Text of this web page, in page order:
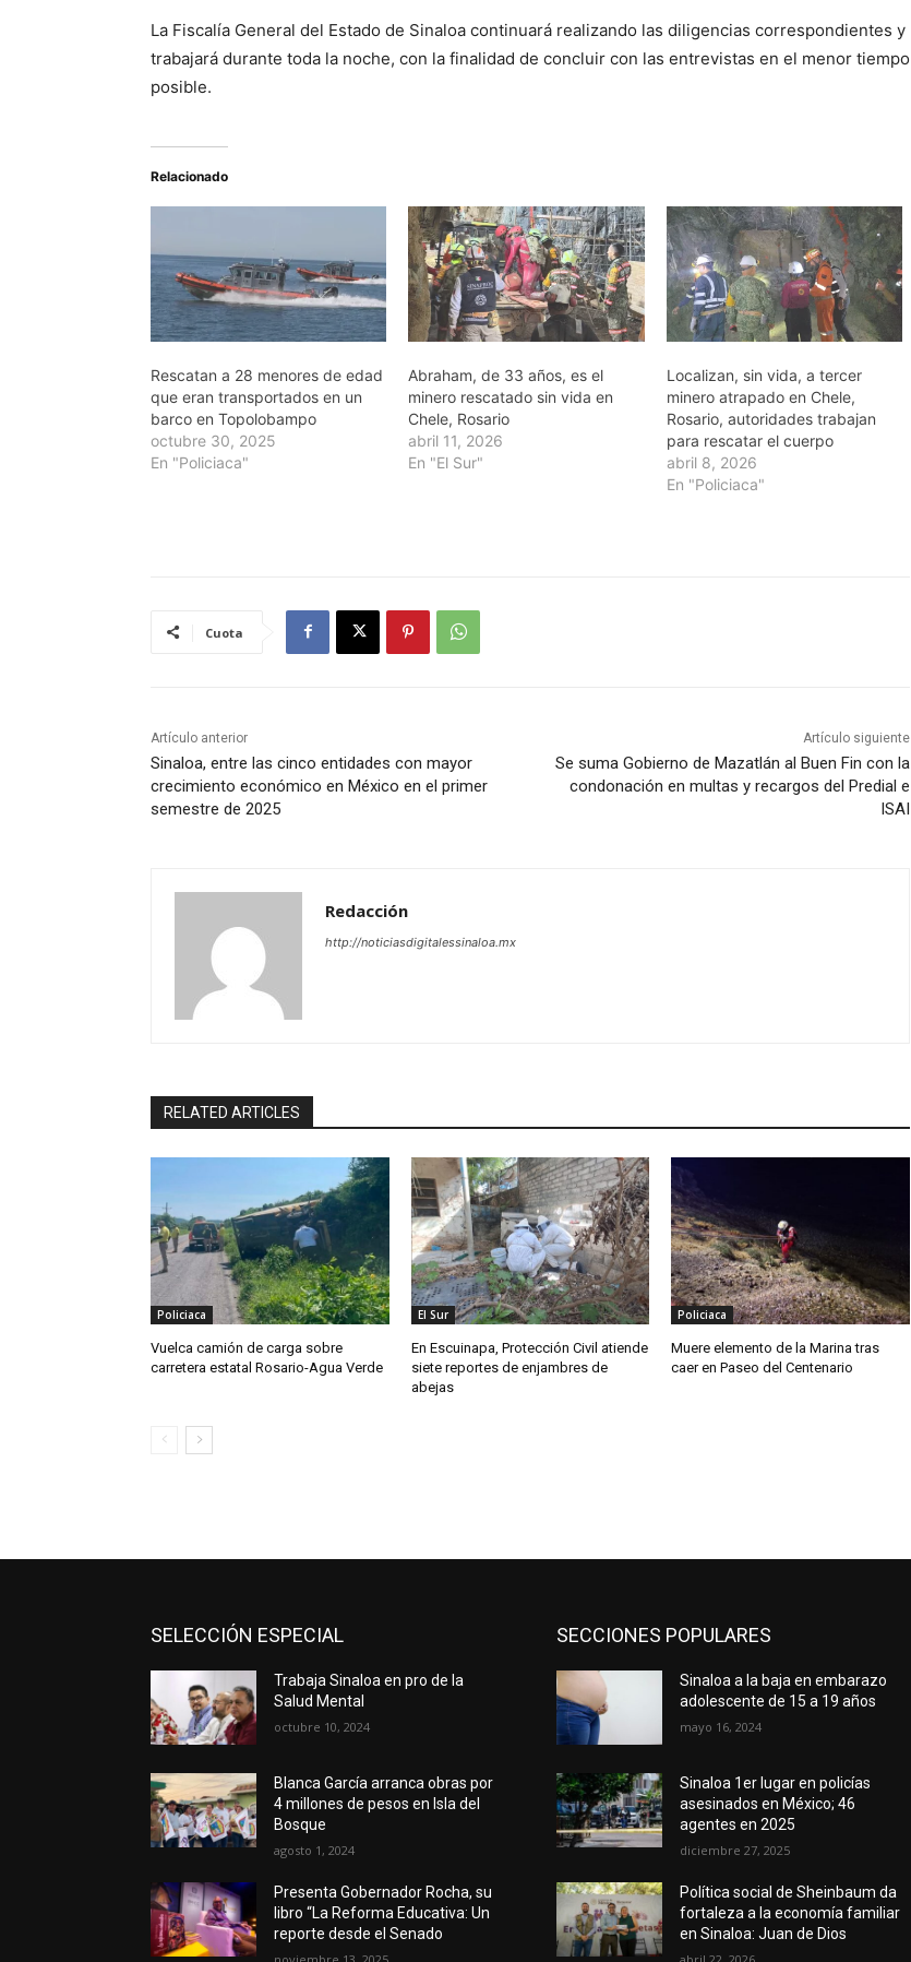
La Fiscalía General del Estado de Sinaloa continuará realizando las diligencias correspondientes y
trabajará durante toda la noche, con la finalidad de concluir con las entrevistas en el menor tiempo
posible.
Relacionado
Rescatan a 28 menores de edad
que eran transportados en un
barco en Topolobampo
octubre 30, 2025
En "Policiaca"
Abraham, de 33 años, es el
minero rescatado sin vida en
Chele, Rosario
abril 11, 2026
En "El Sur"
Localizan, sin vida, a tercer
minero atrapado en Chele,
Rosario, autoridades trabajan
para rescatar el cuerpo
abril 8, 2026
En "Policiaca"
Cuota
Artículo anterior
Sinaloa, entre las cinco entidades con mayor
crecimiento económico en México en el primer
semestre de 2025
Artículo siguiente
Se suma Gobierno de Mazatlán al Buen Fin con la
condonación en multas y recargos del Predial e
ISAI
Redacción
http://noticiasdigitalessinaloa.mx
RELATED ARTICLES
Policiaca
Vuelca camión de carga sobre
carretera estatal Rosario-Agua Verde
El Sur
En Escuinapa, Protección Civil atiende
siete reportes de enjambres de
abejas
Policiaca
Muere elemento de la Marina tras
caer en Paseo del Centenario
SELECCIÓN ESPECIAL
Trabaja Sinaloa en pro de la
Salud Mental
octubre 10, 2024
Blanca García arranca obras por
4 millones de pesos en Isla del
Bosque
agosto 1, 2024
Presenta Gobernador Rocha, su
libro “La Reforma Educativa: Un
reporte desde el Senado
SECCIONES POPULARES
Sinaloa a la baja en embarazo
adolescente de 15 a 19 años
mayo 16, 2024
Sinaloa 1er lugar en policías
asesinados en México; 46
agentes en 2025
diciembre 27, 2025
Política social de Sheinbaum da
fortaleza a la economía familiar
en Sinaloa: Juan de Dios